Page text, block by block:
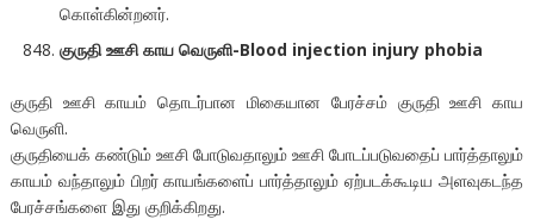
கொள்கின்றனர்.
குருதி ஊசி காய வெருளி-Blood injection injury phobia
குருதி ஊசி காயம் தொடர்பான மிகையான பேரச்சம் குருதி ஊசி காய
வெருளி.
குருதியைக் கண்டும் ஊசி போடுவதாலும் ஊசி போடப்படுவதைப் பார்த்தாலும்
காயம் வந்தாலும் பிறர் காயங்களைப் பார்த்தாலும் ஏற்படக்கூடிய அளவுகடந்த
பேரச்சங்களை இது குறிக்கிறது.